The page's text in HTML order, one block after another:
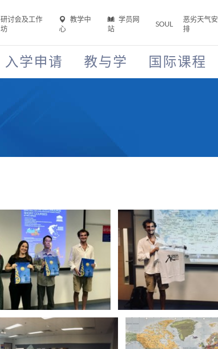
研讨会及工作
坊
教学中
心
学员网
站
SOUL
恶劣天气安
排
入学申请 教与学 国际课程